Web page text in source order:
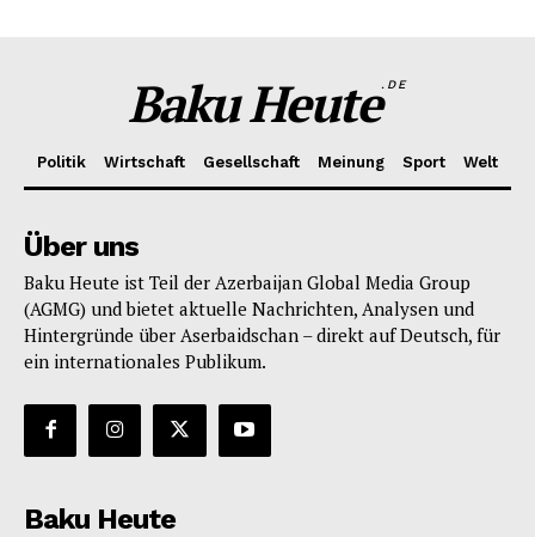
Baku Heute.DE
Politik Wirtschaft Gesellschaft Meinung Sport Welt
Über uns
Baku Heute ist Teil der Azerbaijan Global Media Group
(AGMG) und bietet aktuelle Nachrichten, Analysen und
Hintergründe über Aserbaidschan – direkt auf Deutsch, für
ein internationales Publikum.
Baku Heute